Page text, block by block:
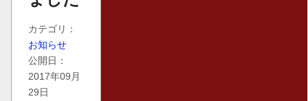
カテゴリ：
お知らせ
公開日：
2017年09月
29日